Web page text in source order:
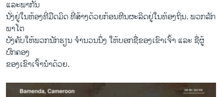
ແລະພາກັນ
ນັ່ງຢູ່ໃນຫ້ອງທີ່ມືດມິດ ທີ່ສ້າງດ້ວຍກ້ອນຫີນຜະລິດຢູ່ໃນທ້ອງຖິ່ນ. ພວກລັກ
ພາໂຕ
ບັງຄັບໃຫ້ພວກນັກຮຽນ ຈຳນວນນຶ່ງ ໃຫ້ບອກຊື່ຂອງເຂົາເຈົ້າ ແລະ ຊື່ຜູ້
ປົກຄອງ
ຂອງເຂົາເຈົ້ານຳດ້ວຍ.